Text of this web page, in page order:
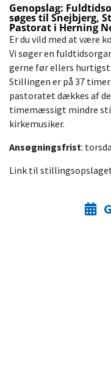
Genopslag:
søges til Snejbjerg,
Pastorat i Herning
Er du vild med at være
Vi søger en
gerne før ellers
Stillingen er på 37
pastoratet dækkes af
timemæssigt mindre
kirkemusiker.
Ansøgningsfrist:
Link til
